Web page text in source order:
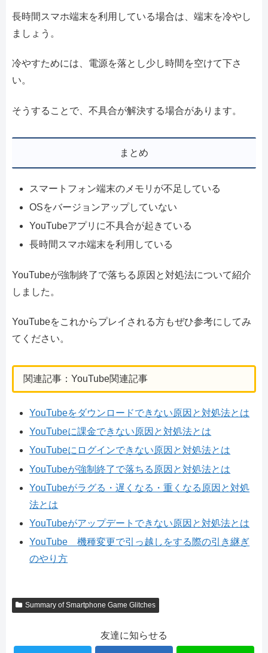
長時間スマホ端末を利用している場合は、端末を冷やし
ましょう。
冷やすためには、電源を落とし少し時間を空けて下さ
い。
そうすることで、不具合が解決する場合があります。
まとめ
スマートフォン端末のメモリが不足している
OSをバージョンアップしていない
YouTubeアプリに不具合が起きている
長時間スマホ端末を利用している
YouTubeが強制終了で落ちる原因と対処法について紹介
しました。
YouTubeをこれからプレイされる方もぜひ参考にしてみ
てください。
関連記事：YouTube関連記事
YouTubeをダウンロードできない原因と対処法とは
YouTubeに課金できない原因と対処法とは
YouTubeにログインできない原因と対処法とは
YouTubeが強制終了で落ちる原因と対処法とは
YouTubeがラグる・遅くなる・重くなる原因と対処
法とは
YouTubeがアップデートできない原因と対処法とは
YouTube 機種変更で引っ越しをする際の引き継ぎ
のやり方
Summary of Smartphone Game Glitches
友達に知らせる